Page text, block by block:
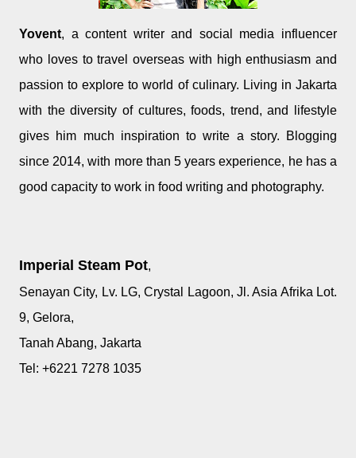
Yovent, a content writer and social media influencer
who loves to travel overseas with high enthusiasm and
passion to explore to world of culinary. Living in Jakarta
with the diversity of cultures, foods, trend, and lifestyle
gives him much inspiration to write a story. Blogging
since 2014, with more than 5 years experience, he has a
good capacity to work in food writing and photography.
Imperial Steam Pot,
Senayan City, Lv. LG, Crystal Lagoon, Jl. Asia Afrika Lot.
9, Gelora,
Tanah Abang, Jakarta
Tel: +6221 7278 1035